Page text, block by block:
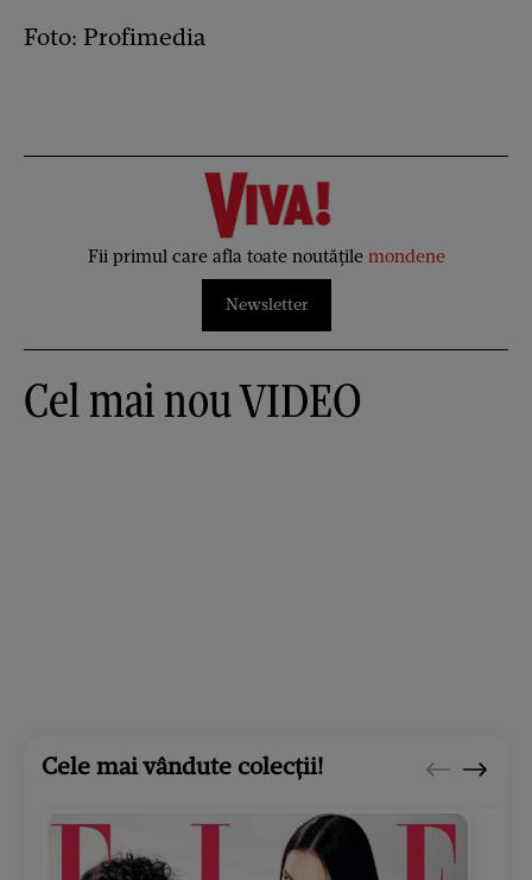
Foto: Profimedia
Fii primul care afla toate noutățile mondene
Newsletter
Cel mai nou VIDEO
Cele mai vândute colecții!